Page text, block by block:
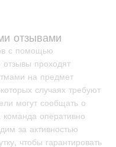
отзывами
с помощью
проходят
на предмет
случаях требуют
могут сообщать о
оперативно
за активностью
чтобы гарантировать